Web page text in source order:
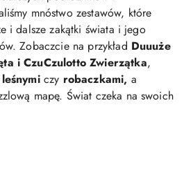
mnóstwo zestawów, które
i dalsze zakątki świata i jego
Zobaczcie na przykład Duuuże
i CzuCzulotto Zwierzątka,
czy robaczkami, a
mapę. Świat czeka na swoich